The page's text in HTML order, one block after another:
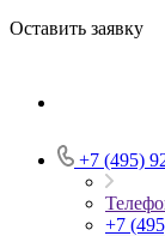
Оставить заявку
+7 (495)
+7